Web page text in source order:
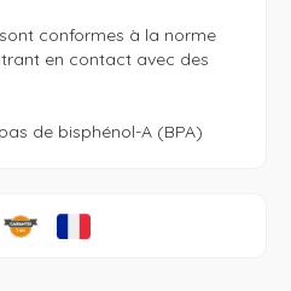
conformes à la norme
en contact avec des
de bisphénol-A (BPA)